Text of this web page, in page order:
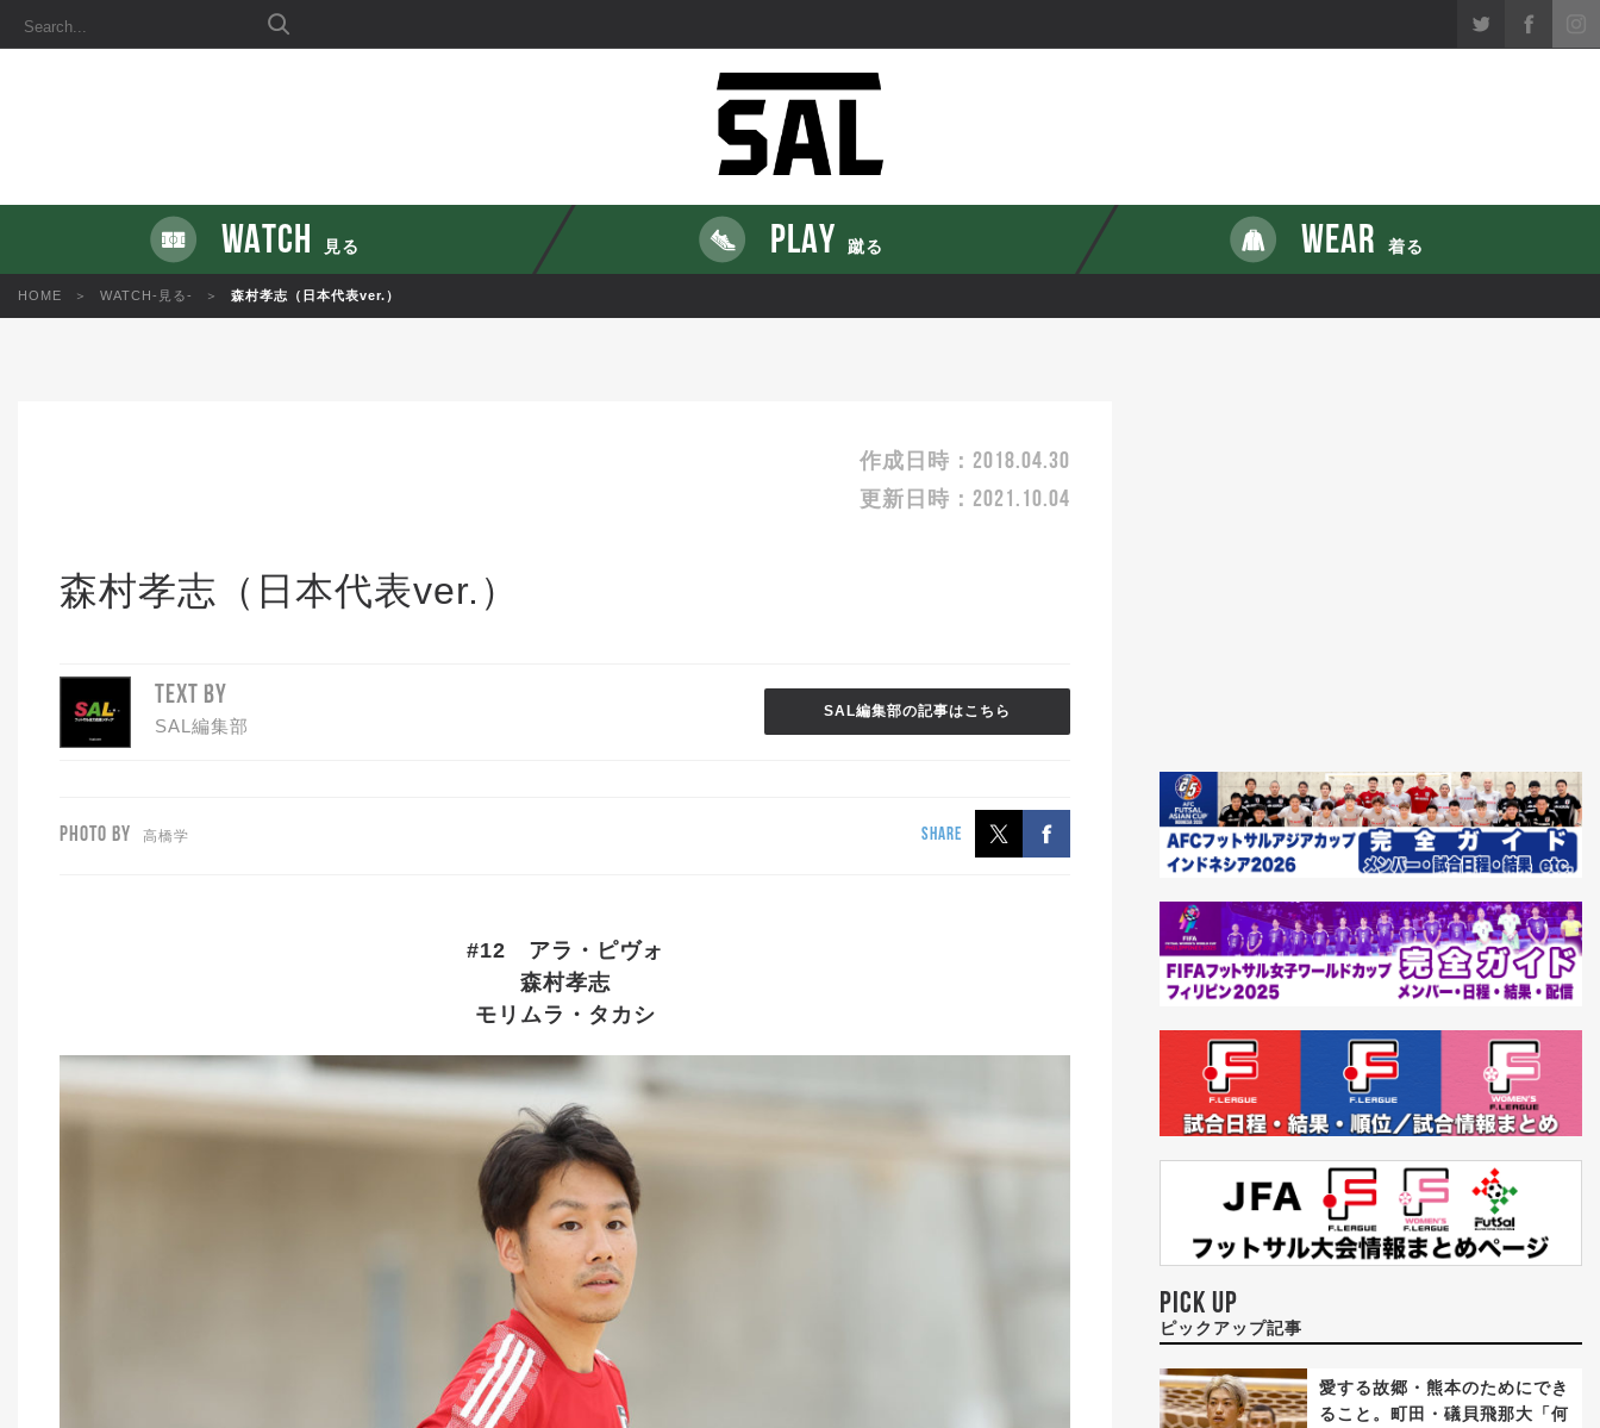
WATCH 見る PLAY 蹴る WEAR 着る
HOME WATCH-見る- 森村孝志（日本代表ver.）
作成日時： 2018.04.30
更新日時： 2021.10.04
森村孝志（日本代表ver.）
TEXT BY
SAL編集部
SAL編集部の記事はこちら
PHOTO BY 高橋学 SHARE
#12 アラ・ピヴォ
森村孝志
モリムラ・タカシ
PICK UP
ピックアップ記事
愛する故郷・熊本のためにでき
ること。町田・礒貝飛那大「何